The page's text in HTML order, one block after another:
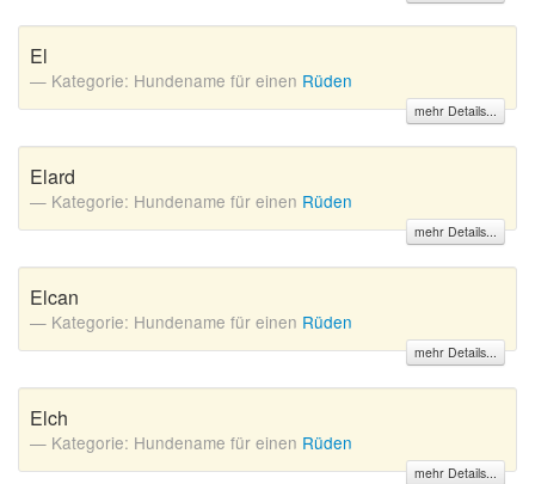
El
Kategorie: Hundename für einen Rüden
mehr Details...
Elard
Kategorie: Hundename für einen Rüden
mehr Details...
Elcan
Kategorie: Hundename für einen Rüden
mehr Details...
Elch
Kategorie: Hundename für einen Rüden
mehr Details...